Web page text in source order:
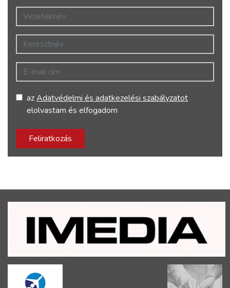
Vezetéknév
Keresztnév
E-mail cím
azAdatvédelmi és adatkezelési szabályzatot
elolvastam és elfogadom
Feliratkozás